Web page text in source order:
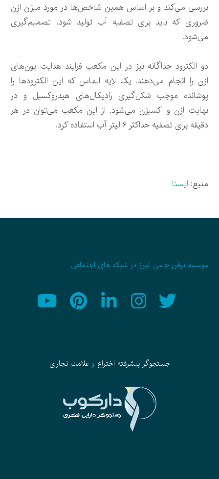
بررسی می‌کند و بر اساس همین شاخص‌ها در مورد میزان ازن
ضروری که باید برای تصفیه آب تولید شود، تصمیم‌گیری
می‌شود.
دو الکترود جداگانه نیز در این مکعب فرایند هدایت یون‌های
ازن را انجام می‌دهند. یک لایه الماس که این الکترودها را
پوشانده موجب شکل‌گیری رادیکال‌های هیدروکسیل و در
نهایت ازن و اکسیژن می‌شود. از این مکعب می‌توان در هر
دقیقه برای تصفیه حداکثر ۶ لیتر آب استفاده کرد.
منبع: ایسنا
موسسه نوفن حامی البرز در شبکه های اجتماعی
جستجوگر پیشرفته اختراع وعلامت تجاری